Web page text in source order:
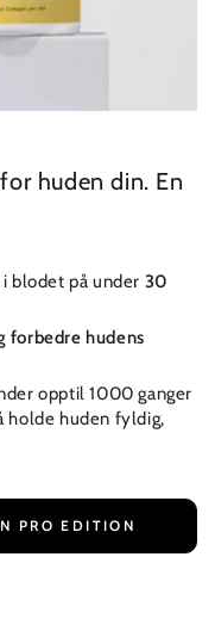
huden din. En
blodet på under 30
forbedre hudens
opptil 1000 ganger
holde huden fyldig,
PRO EDITION